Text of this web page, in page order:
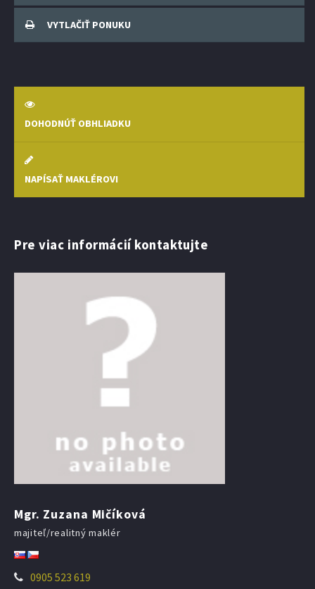
VYTLAČIŤ PONUKU
DOHODNÚŤ OBHLIADKU
NAPÍSAŤ MAKLÉROVI
Pre viac informácií kontaktujte
Mgr. Zuzana Mičíková
majiteľ/realitný maklér
0905 523 619